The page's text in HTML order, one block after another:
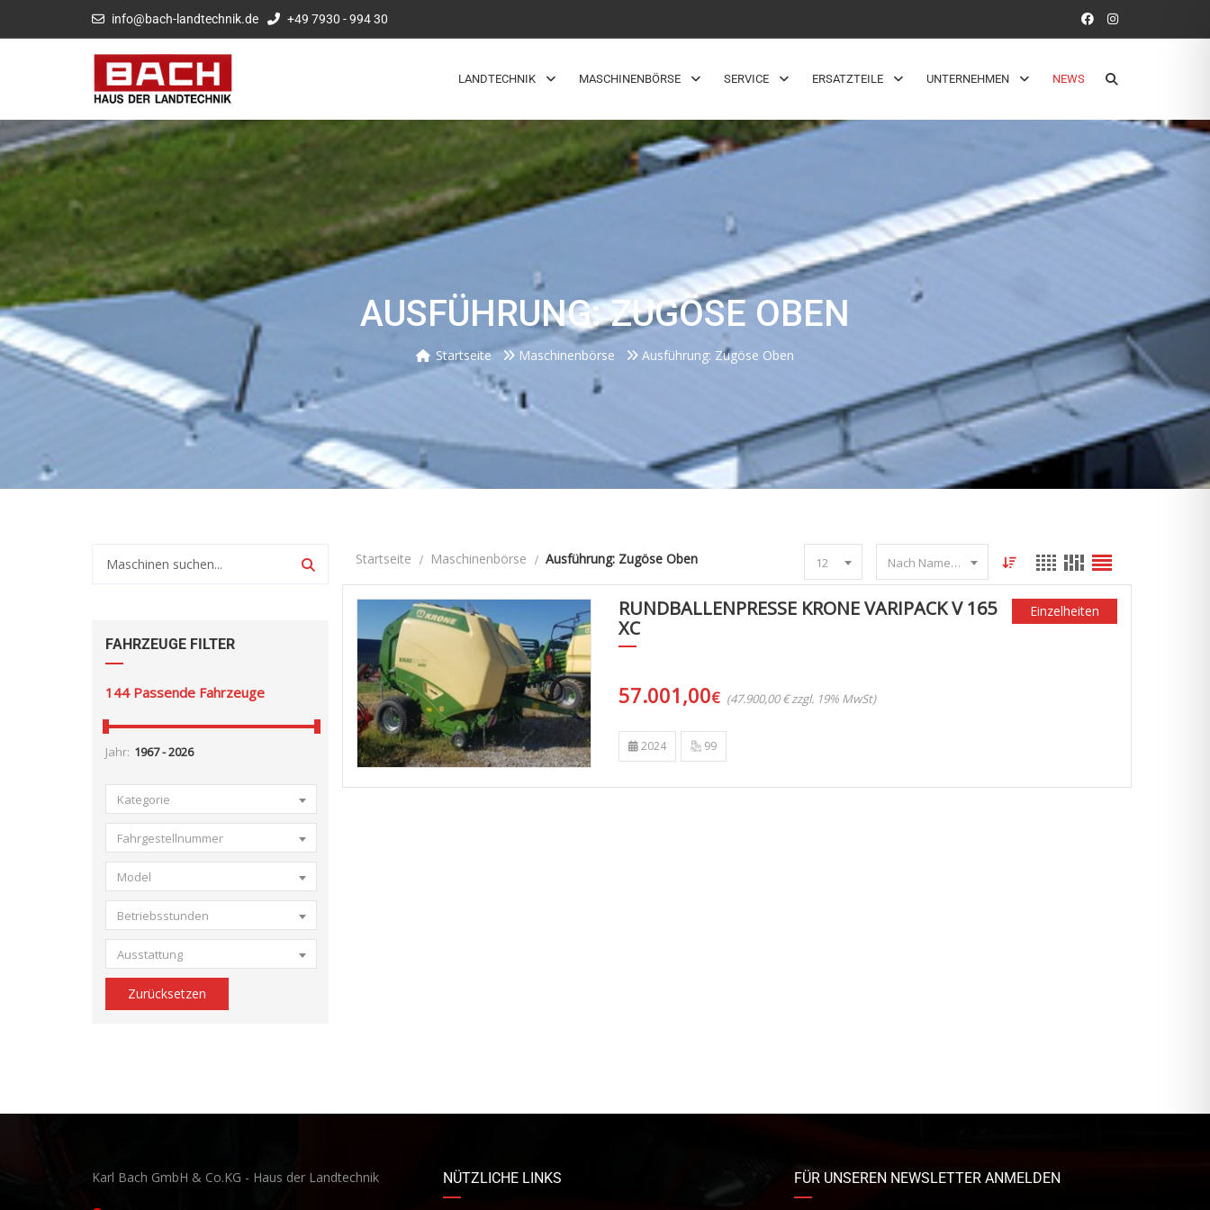
info@bach-landtechnik.de +49 7930 - 994 30
LANDTECHNIK MASCHINENBÖRSE SERVICE ERSATZTEILE UNTERNEHMEN NEWS
AUSFÜHRUNG: ZUGÖSE OBEN
Startseite Maschinenbörse Ausführung: Zugöse Oben
FAHRZEUGE FILTER
144 Passende Fahrzeuge
Jahr:
Kategorie
Fahrgestellnummer
Model
Betriebsstunden
Ausstattung
Zurücksetzen
Startseite Maschinenbörse Ausführung: Zugöse Oben 12 Nach Name sortieren
RUNDBALLENPRESSE KRONE VARIPACK V 165
XC
57.001,00€ (47.900,00 € zzgl. 19% MwSt)
Einzelheiten
2024 99
Karl Bach GmbH & Co.KG - Haus der Landtechnik NÜTZLICHE LINKS FÜR UNSEREN NEWSLETTER ANMELDEN